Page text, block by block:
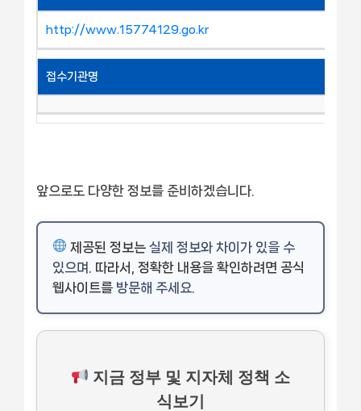
http://www.15774129.go.kr
접수기관명
앞으로도 다양한 정보를 준비하겠습니다.
제공된 정보는실제 정보와 차이가 있을 수
있으며
. 따라서, 정확한 내용을 확인하려면 공식
웹사이트를 방문해 주세요
지금 정부 및 지자체 정책 소
식보기